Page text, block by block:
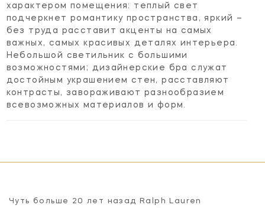
характером помещения: теплый свет
подчеркнет романтику пространства, яркий –
без труда расставит акценты на самых
важных, самых красивых деталях интерьера.
Небольшой светильник с большими
возможностями; дизайнерские бра служат
достойным украшением стен, расставляют
контрасты, завораживают разнообразием
всевозможных материалов и форм.
Чуть больше 20 лет назад Ralph Lauren